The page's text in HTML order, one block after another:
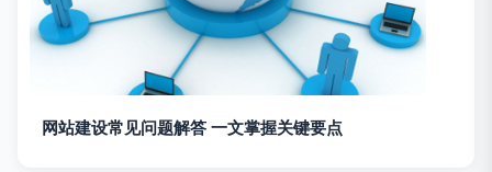
网站建设常见问题解答 一文掌握关键要点